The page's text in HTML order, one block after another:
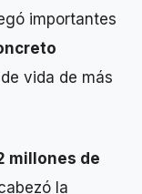
importantes
vida de más
millones de
la